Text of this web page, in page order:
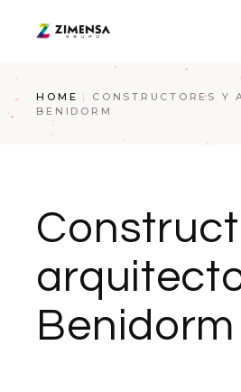
HOME
CONSTRUCTORES Y
BENIDORM
Benidorm